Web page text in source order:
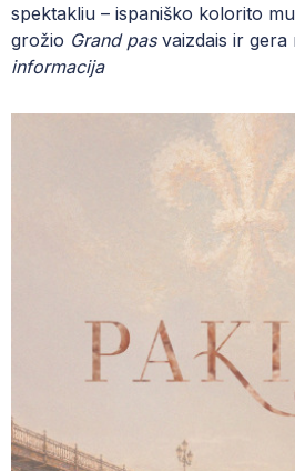
spektakliu – ispaniško kolorito
grožio Grand pasvaizdais ir gera
informacija